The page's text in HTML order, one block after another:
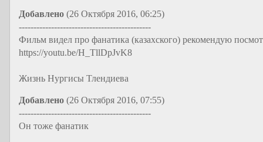
Добавлено (26 Октября 2016, 06:25)
---------------------------------------------
Фильм видел про фанатика (казахского) рекомендую
https://youtu.be/H_TllDpJvK8
Жизнь Нургисы Тлендиева
Добавлено (26 Октября 2016, 07:55)
---------------------------------------------
Он тоже фанатик